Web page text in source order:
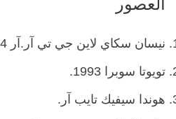
العصور
نيسان سكاي لاين جي تي آر.آر 34.
تويوتا سوبرا 1993.
هوندا سيفيك تايب آر.